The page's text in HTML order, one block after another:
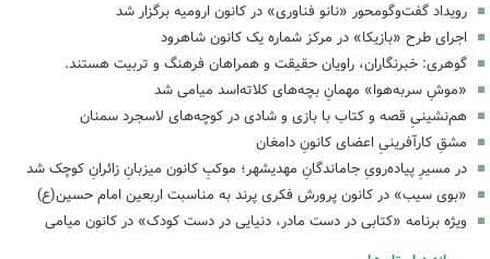
رویداد گفت‌وگومحور «نانو فناوری» در کانون ارومیه برگزار شد
اجرای طرح «بازیکا» در مرکز شماره یک کانون شاهرود
گوهری: خبرنگاران، راویان حقیقت و همراهان فرهنگ و تربیت هستند.
«موشِ سربه‌هوا» مهمانِ بچه‌های کلاته‌اسد میامی شد
هم‌نشینیِ قصه و کتاب با بازی و شادی در کوچه‌های لاسجرد سمنان
مشقِ کارآفرینیِ اعضای کانونِ دامغان
در مسیرِ پیاده‌رویِ جاماندگانِ مهدیشهر؛ موکبِ کانون میزبانِ زائرانِ کوچک شد
«بوی سیب» در کانون پرورش فکری پرند به مناسبت اربعین امام حسین(ع)
ویژه برنامه «کتابی در دست مادر، دنیایی در دست کودک» در کانون میامی